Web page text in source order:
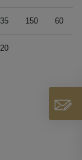
35 150 60
20